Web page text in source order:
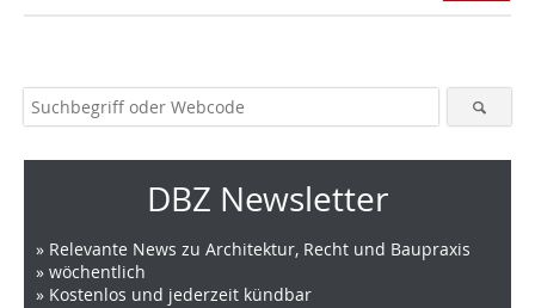
DBZ Newsletter
» Relevante News zu Architektur, Recht und Baupraxis
» wöchentlich
» Kostenlos und jederzeit kündbar